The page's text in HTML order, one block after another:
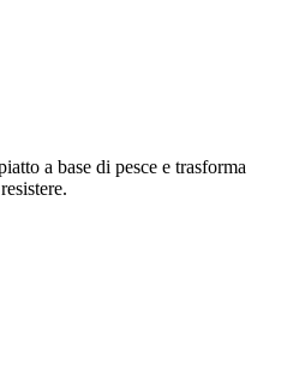
a base di pesce e trasforma